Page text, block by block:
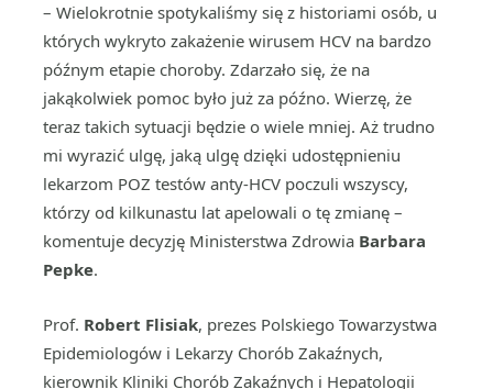
– Wielokrotnie spotykaliśmy się z historiami osób, u
których wykryto zakażenie wirusem HCV na bardzo
późnym etapie choroby. Zdarzało się, że na
jakąkolwiek pomoc było już za późno. Wierzę, że
teraz takich sytuacji będzie o wiele mniej. Aż trudno
mi wyrazić ulgę, jaką ulgę dzięki udostępnieniu
lekarzom POZ testów anty-HCV poczuli wszyscy,
którzy od kilkunastu lat apelowali o tę zmianę –
komentuje decyzję Ministerstwa Zdrowia Barbara
Pepke.
Prof. Robert Flisiak, prezes Polskiego Towarzystwa
Epidemiologów i Lekarzy Chorób Zakaźnych,
kierownik Kliniki Chorób Zakaźnych i Hepatologii